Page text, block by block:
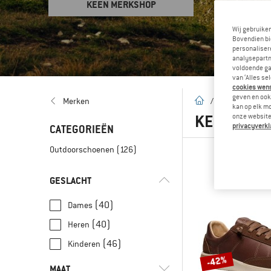
KEEN MERKSHOP
Merken
CATEGORIEËN
Outdoorschoenen (126)
GESLACHT
Dames (40)
Heren (40)
Kinderen (46)
Startpagina
/ Merken /
KEEN
-42%
Wij
Bovendien
voldoende
van ‘Alles
cookies
geven en
kan op elk
onze